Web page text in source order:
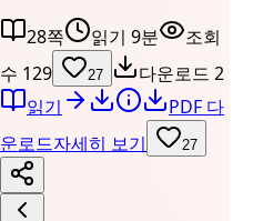
28쪽 읽기 9분
조회
수 129
27
다운로드 2
읽기
PDF 다
운로드자세히 보기 27